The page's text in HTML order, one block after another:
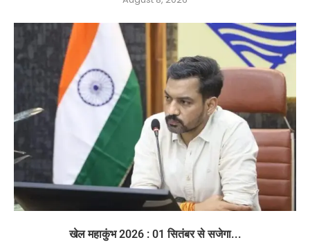
खेल महाकुंभ 2026 : 01 सितंबर से सजेगा...